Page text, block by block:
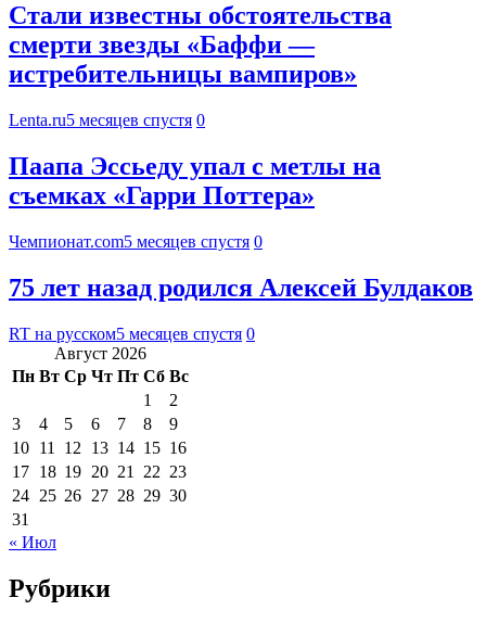
Стали известны обстоятельства
смерти звезды «Баффи —
истребительницы вампиров»
Lenta.ru5 месяцев спустя 0
Паапа Эссьеду упал с метлы на
съемках «Гарри Поттера»
Чемпионат.com5 месяцев спустя 0
75 лет назад родился Алексей Булдаков
RT на русском5 месяцев спустя 0
Август 2026
Пн Вт Ср Чт Пт Сб Вс
1
2
3
4 5 6 7 8
9
10 11 12 13 14 15 16
17 18 19 20 21 22 23
24 25 26 27 28 29 30
31
« Июл
Рубрики